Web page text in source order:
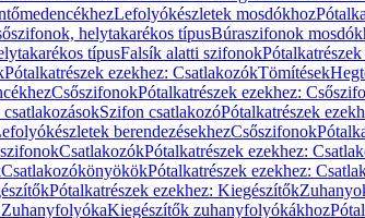
Lefolyókészletek mosdókhoz
helytakarékos típusBúraszifonok
típusFalsík alatti szifonok
Pótalkatrészek ezekhez: CsatlakozókTömítések
CsőszifonokPótalkatrészek ezekhez:
Szifon csatlakozóPótalkatrészek
berendezésekhezCsőszifonok
CsatlakozókPótalkatrészek ezekhez:
CsatlakozókönyökökPótalkatrészek ezekhez:
Pótalkatrészek ezekhez: Kiegészítők
ZuhanyfolyókaKiegészítők zuhanyfolyókákhoz